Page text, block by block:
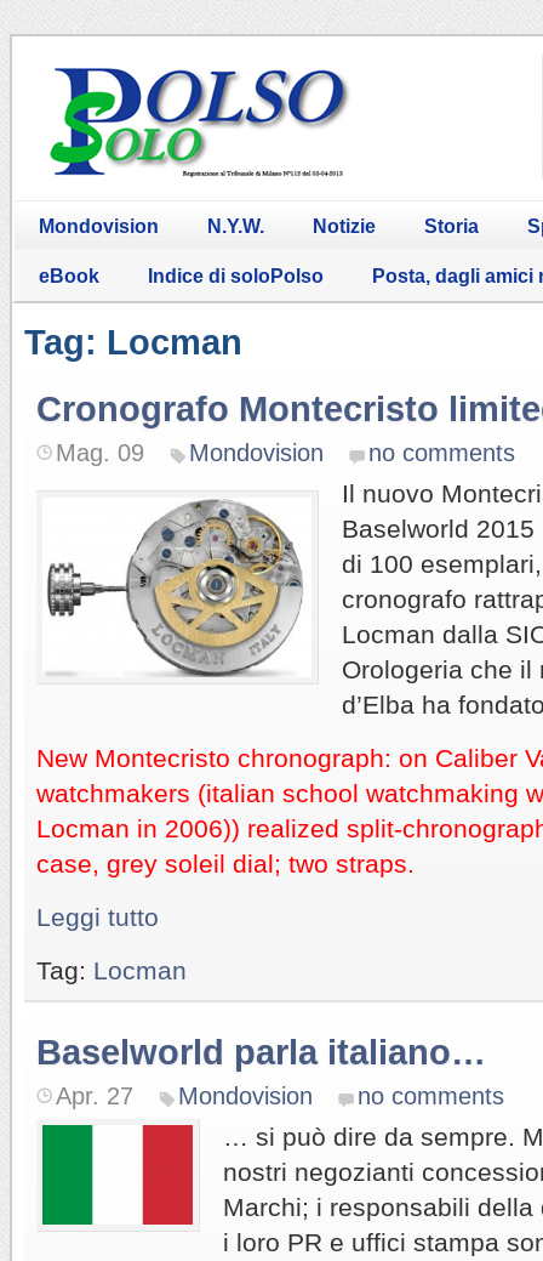
Mondovision N.Y.W. Notizie Storia
eBook Indice di soloPolso Posta, dagli amici
Tag: Locman
Cronografo Montecristo
Mag. 09 Mondovision no comments
Il nuovo
Baselworld 2015
di 100
cronografo
Locman dalla
Orologeria che il
d’Elba ha
New Montecristo chronograph: on Caliber
watchmakers (italian school watchmaking
Locman in 2006)) realized split-
case, grey soleil dial; two straps.
Leggi tutto
Tag: Locman
Baselworld parla italiano…
Apr. 27 Mondovision no comments
… si può dire da sempre.
nostri negozianti
Marchi; i responsabili
i loro PR e uffici stampa